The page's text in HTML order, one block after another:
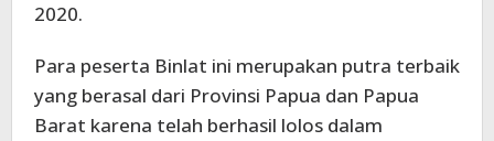
2020.
Para peserta Binlat ini merupakan putra terbaik
yang berasal dari Provinsi Papua dan Papua
Barat karena telah berhasil lolos dalam